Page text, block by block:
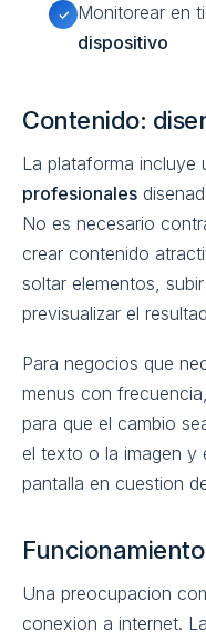
✓ Monitorear en
dispositivo
Contenido:
La plataforma incluye
profesionales
No es necesario
crear contenido
soltar elementos,
previsualizar el
Para negocios que
menus con
para que el cambio
el texto o la imagen y
pantalla en cuestion
Una preocupacion
conexion a internet.